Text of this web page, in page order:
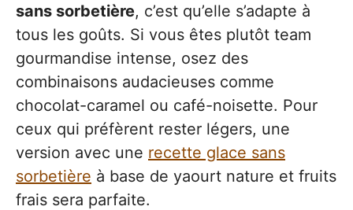
sans sorbetière, c’est qu’elle s’adapte à
tous les goûts. Si vous êtes plutôt team
gourmandise intense, osez des
combinaisons audacieuses comme
chocolat-caramel ou café-noisette. Pour
ceux qui préfèrent rester légers, une
version avec une recette glace sans
sorbetière à base de yaourt nature et fruits
frais sera parfaite.